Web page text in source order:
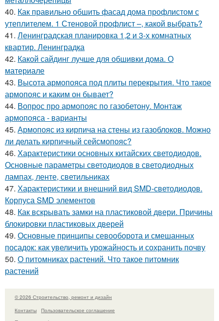
40. Как правильно обшить фасад дома профлистом с
утеплителем. 1 Стеновой профлист –, какой выбрать?
41. Ленинградская планировка 1,2 и 3-х комнатных
квартир. Ленинградка
42. Какой сайдинг лучше для обшивки дома. О
материале
43. Высота армопояса под плиты перекрытия. Что такое
армопояс и каким он бывает?
44. Вопрос про армопояс по газобетону. Монтаж
армопояса - варианты
45. Армопояс из кирпича на стены из газоблоков. Можно
ли делать кирпичный сейсмопояс?
46. Характеристики основных китайских светодиодов.
Основные параметры светодиодов в светодиодных
лампах, ленте, светильниках
47. Характеристики и внешний вид SMD-светодиодов.
Корпуса SMD элементов
48. Как вскрывать замки на пластиковой двери. Причины
блокировки пластиковых дверей
49. Основные принципы севооборота и смешанных
посадок: как увеличить урожайность и сохранить почву
50. О питомниках растений. Что такое питомник
растений
© 2026 Строительство, ремонт и дизайн
Контакты
Пользовательское соглашение